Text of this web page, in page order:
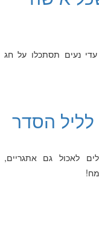
נעים תסתכלו על חג
הסדר
לאכול גם אתגריים,